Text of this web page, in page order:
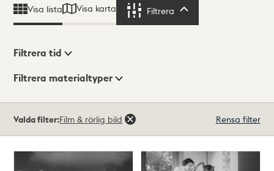
Visa lista Visa karta Filtrera
Visningsläge
Filtrera tid
Filtrera materialtyper
träffar
Valda filter:Film & rörlig bild Rensa filter